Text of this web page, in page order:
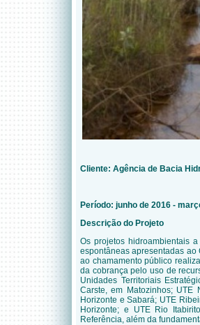
Cliente: Agência de Bacia
Período: junho de 2016 -
Descrição do Projeto
Os projetos hidroambientaisa
espontâneas apresentadas
ao chamamento público
da cobrança pelo uso de
Unidades Territoriais
Carste, em Matozinhos; UTE
Horizonte e Sabará; UTE
Horizonte; e UTE Rio
Referência, além da